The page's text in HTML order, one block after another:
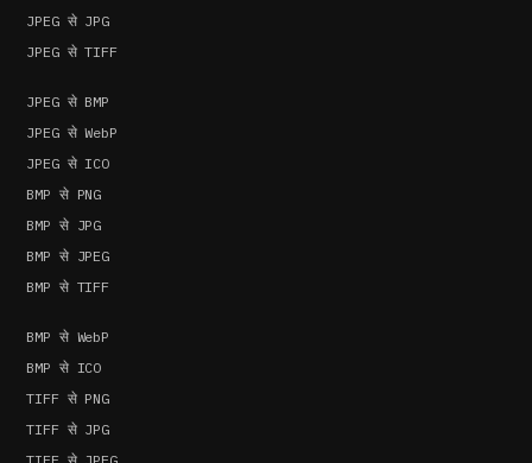
JPEG से JPG
JPEG से TIFF
JPEG से BMP
JPEG से WebP
JPEG से ICO
BMP से PNG
BMP से JPG
BMP से JPEG
BMP से TIFF
BMP से WebP
BMP से ICO
TIFF से PNG
TIFF से JPG